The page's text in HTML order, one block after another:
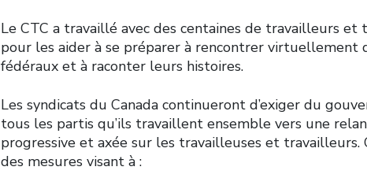
Le CTC a travaillé avec des centaines de travailleurs
pour les aider à se préparer à rencontrer virtuellement
fédéraux et à raconter leurs histoires.
Les syndicats du Canada continueront d’exiger du
tous les partis qu’ils travaillent ensemble vers une
progressive et axée sur les travailleuses et
des mesures visant à :